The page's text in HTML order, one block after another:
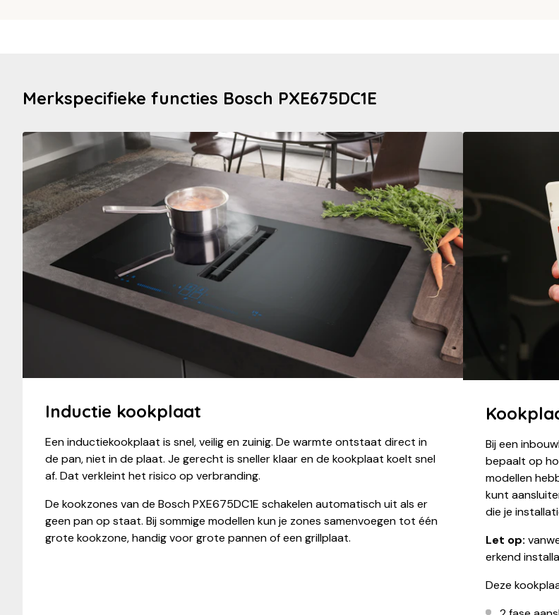
Merkspecifieke functies Bosch PXE675DC1E
Inductie kookplaat
Een inductiekookplaat is snel, veilig en zuinig. De warmte ontstaat direct in
de pan, niet in de plaat. Je gerecht is sneller klaar en de kookplaat koelt snel
af. Dat verkleint het risico op verbranding.
De kookzones van de Bosch PXE675DC1E schakelen automatisch uit als er
geen pan op staat. Bij sommige modellen kun je zones samenvoegen tot één
grote kookzone, handig voor grote pannen of een grillplaat.
Bij een
bepaalt op
modellen
kunt
die je
Let op:
erkend
Deze